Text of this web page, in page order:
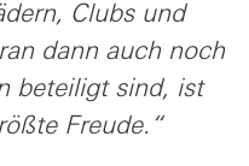
Clubs und
dann auch noch
beteiligt sind, ist
Freude.“